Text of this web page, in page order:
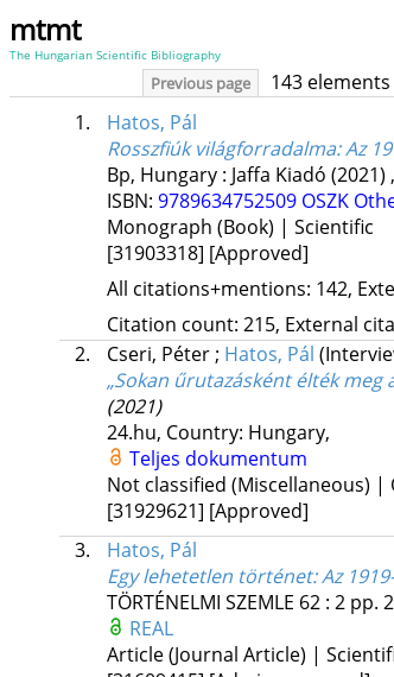
mtmt
The Hungarian Scientific Bibliography
Previous page 143
1.
Hatos, Pál
Rosszfiúk világforradalma: Az
Bp, Hungary : Jaffa Kiadó (2021) ,
ISBN: 9789634752509 OSZK
Monograph (Book) | Scientific
[31903318] [Approved]
All citations+mentions: 142,
Citation count: 215, External
2.
Cseri, Péter; Hatos, Pál
„Sokan űrutazásként élték meg
(2021)
24.hu, Country: Hungary,
Teljes dokumentum
Not classified (Miscellaneous)
[31929621] [Approved]
3.
Hatos, Pál
Egy lehetetlen történet: Az
TÖRTÉNELMI SZEMLE 62: 2 pp.
REAL
Article (Journal Article) |